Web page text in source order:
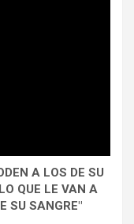
A LOS DE SU
QUE LE VAN A
SU SANGRE"